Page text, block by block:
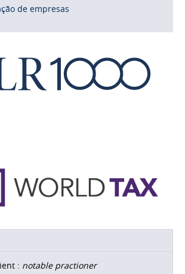
de empresas
: notable practioner